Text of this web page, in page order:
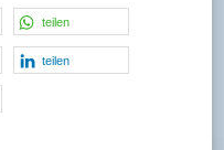
teilen
teilen